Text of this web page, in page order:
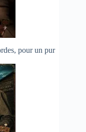
pour un pur